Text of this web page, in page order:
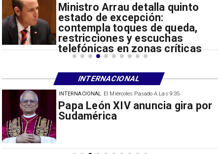
El Miércoles Pasado A Las 9:35
China restringe exportación de
drones a EEUU y sanciona
INTERNACIONAL
Ministro Arrau detalla quinto
estado de excepción:
contempla toques de queda,
restricciones y escuchas
telefónicas en zonas críticas
INTERNACIONAL